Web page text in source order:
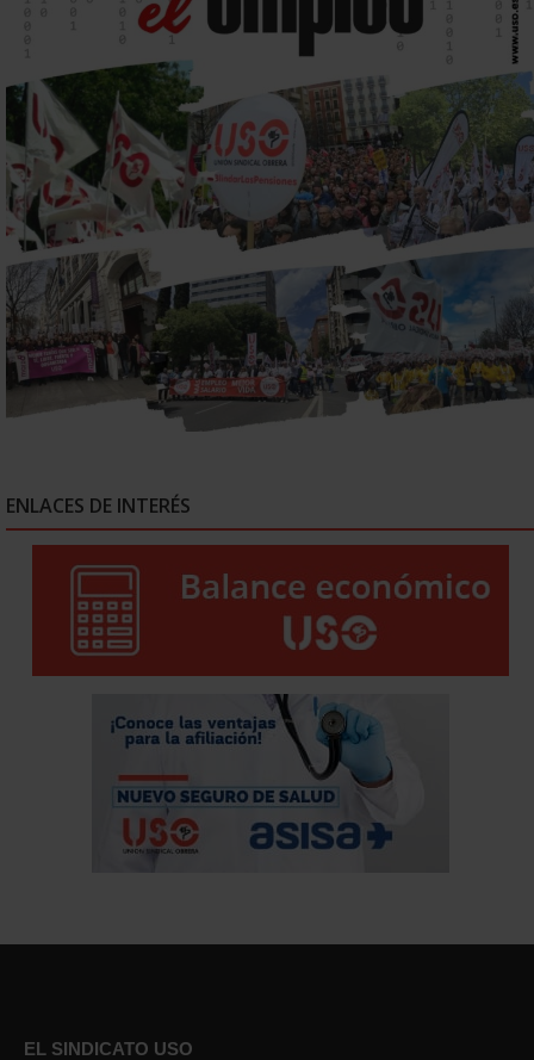
ENLACES DE INTERÉS
EL SINDICATO USO